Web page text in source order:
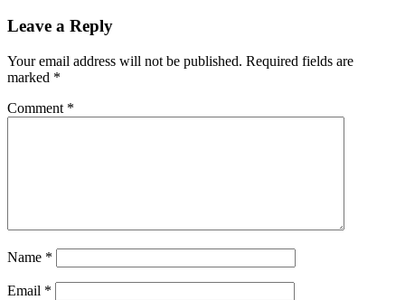
Leave a Reply
Your email address will not be published. Required fields are
marked *
Comment *
Name *
Email *